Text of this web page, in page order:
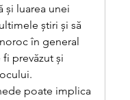
și luarea unei
știri și să
în general
fi prevăzut și
poate implica